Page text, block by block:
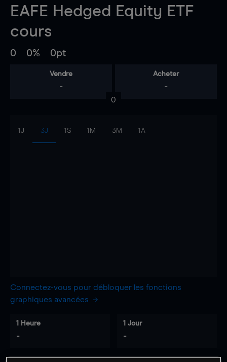
EAFE Hedged Equity ETF
cours
0 0% 0pt
Vendre
-
Acheter
-
0
1J 3J 1S 1M 3M 1A
Connectez-vous pour débloquer les fonctions
graphiques avancées
1 Heure
-
1 Jour
-